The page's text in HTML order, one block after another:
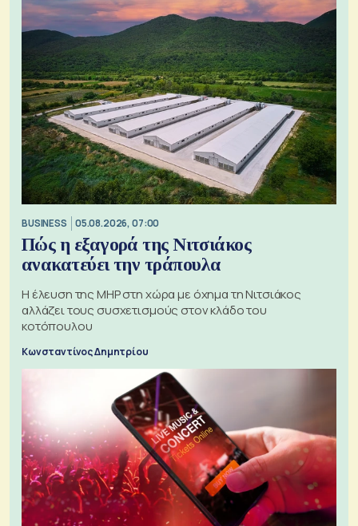
BUSINESS 05.08.2026, 07:00
Πώς η εξαγορά της Νιτσιάκος
ανακατεύει την τράπουλα
H έλευση της MHP στη χώρα με όχημα τη Νιτσιάκος
αλλάζει τους συσχετισμούς στον κλάδο του
κοτόπουλου
Κωνσταντίνος Δημητρίου